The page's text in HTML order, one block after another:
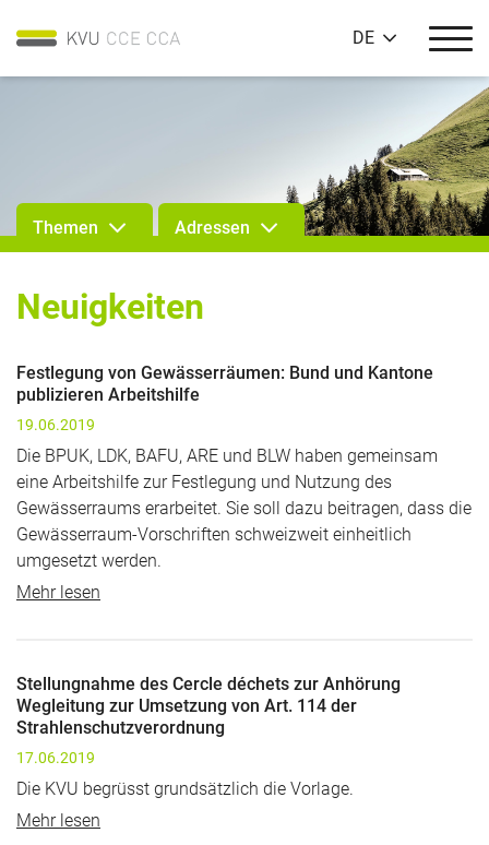
DE
Themen Adressen
Neuigkeiten
Festlegung von Gewässerräumen: Bund und Kantone
publizieren Arbeitshilfe
19.06.2019
Die BPUK, LDK, BAFU, ARE und BLW haben gemeinsam
eine Arbeitshilfe zur Festlegung und Nutzung des
Gewässerraums erarbeitet. Sie soll dazu beitragen, dass die
Gewässerraum-Vorschriften schweizweit einheitlich
umgesetzt werden.
Mehr lesen
Stellungnahme des Cercle déchets zur Anhörung
Wegleitung zur Umsetzung von Art. 114 der
Strahlenschutzverordnung
17.06.2019
Die KVU begrüsst grundsätzlich die Vorlage.
Mehr lesen